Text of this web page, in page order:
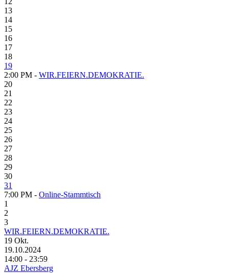
13
14
15
16
17
18
19
2:00 PM - WIR.FEIERN.DEMOKRATIE.
20
21
22
23
24
25
26
27
28
29
30
31
7:00 PM - Online-Stammtisch
1
2
3
WIR.FEIERN.DEMOKRATIE.
19 Okt.
19.10.2024
14:00 - 23:59
AJZ Ebersberg